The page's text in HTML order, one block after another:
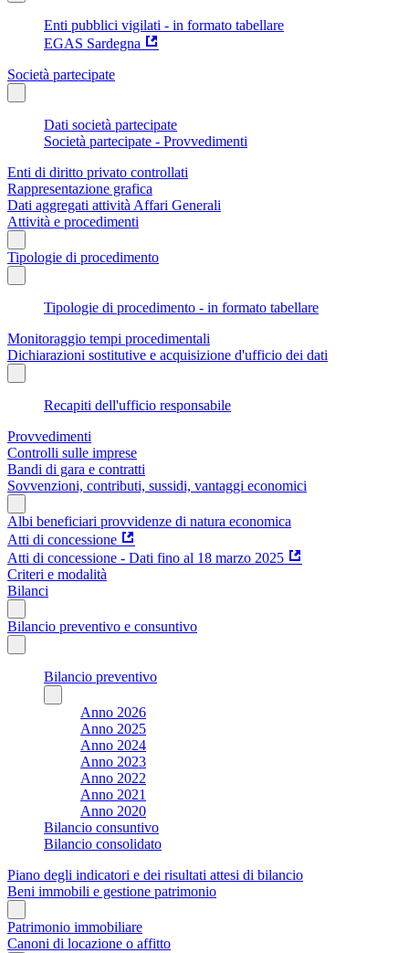
Enti pubblici vigilati - in formato tabellare
EGAS Sardegna
Società partecipate
Dati società partecipate
Società partecipate - Provvedimenti
Enti di diritto privato controllati
Rappresentazione grafica
Dati aggregati attività Affari Generali
Attività e procedimenti
Tipologie di procedimento
Tipologie di procedimento - in formato tabellare
Monitoraggio tempi procedimentali
Dichiarazioni sostitutive e acquisizione d'ufficio dei dati
Recapiti dell'ufficio responsabile
Provvedimenti
Controlli sulle imprese
Bandi di gara e contratti
Sovvenzioni, contributi, sussidi, vantaggi economici
Albi beneficiari provvidenze di natura economica
Atti di concessione
Atti di concessione - Dati fino al 18 marzo 2025
Criteri e modalità
Bilanci
Bilancio preventivo e consuntivo
Bilancio preventivo
Anno 2026
Anno 2025
Anno 2024
Anno 2023
Anno 2022
Anno 2021
Anno 2020
Bilancio consuntivo
Bilancio consolidato
Piano degli indicatori e dei risultati attesi di bilancio
Beni immobili e gestione patrimonio
Patrimonio immobiliare
Canoni di locazione o affitto